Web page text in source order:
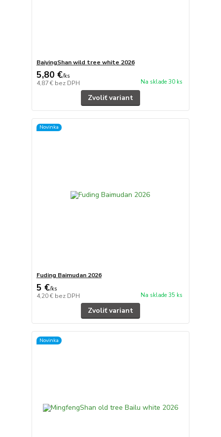
BaiyingShan wild tree white 2026
5,80 €/ks
4,87 € bez DPH Na sklade 30 ks
Zvoliť variant
Novinka
Fuding Baimudan 2026
5 €/ks
4,20 € bez DPH Na sklade 35 ks
Zvoliť variant
Novinka